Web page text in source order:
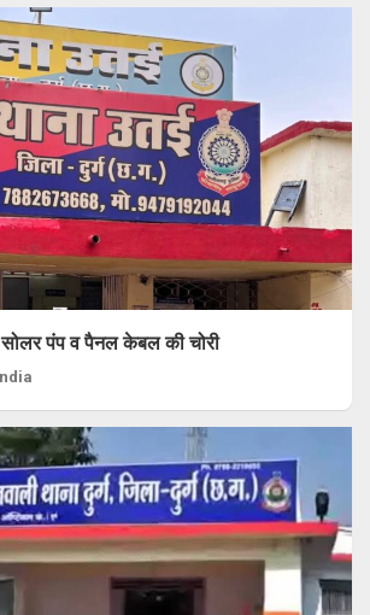
पंप व पैनल केबल की चोरी